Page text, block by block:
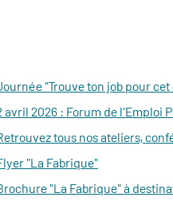
"Trouve ton job pour
avril 2026 : Forum de l'Emploi
tous nos ateliers,
"La Fabrique"
"La Fabrique" à